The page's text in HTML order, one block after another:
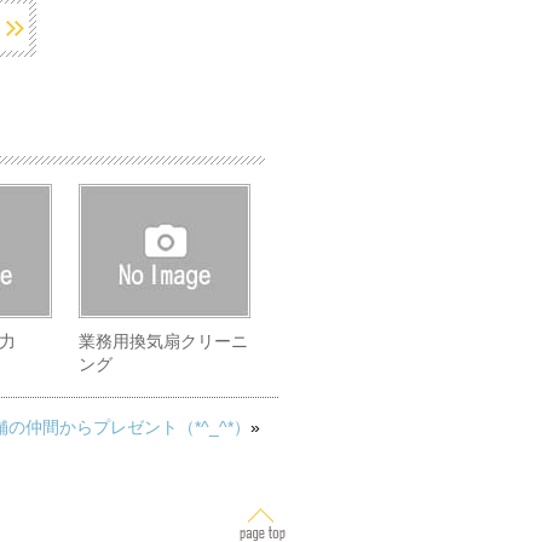
業務用換気扇クリーニ
ング
の仲間からプレゼント（*^_^*） »